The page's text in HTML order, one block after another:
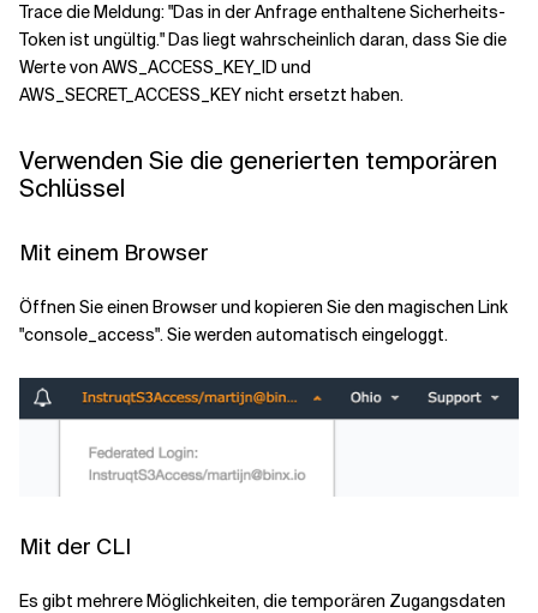
Trace die Meldung: "Das in der Anfrage enthaltene Sicherheits-
Token ist ungültig." Das liegt wahrscheinlich daran, dass Sie die
Werte von AWS_ACCESS_KEY_ID und
AWS_SECRET_ACCESS_KEY nicht ersetzt haben.
Verwenden Sie die generierten temporären
Schlüssel
Mit einem Browser
Öffnen Sie einen Browser und kopieren Sie den magischen Link
"console_access". Sie werden automatisch eingeloggt.
Mit der CLI
Es gibt mehrere Möglichkeiten, die temporären Zugangsdaten